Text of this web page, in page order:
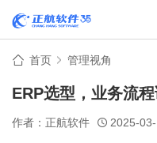
首页 管理视角
ERP选型，业务流
作者：正航软件 2025-